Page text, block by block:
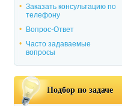
Заказать консультацию по
телефону
Вопрос-Ответ
Часто задаваемые
вопросы
Подбор по задаче